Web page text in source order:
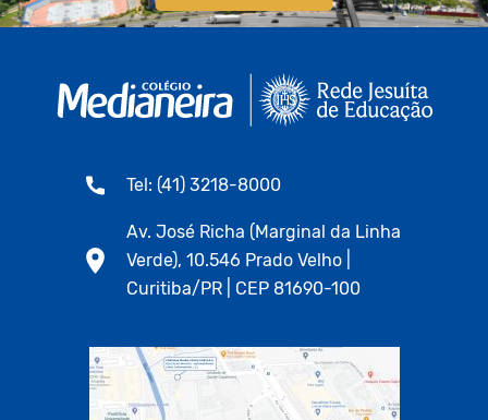
Tel: (41) 3218-8000
Av. José Richa (Marginal da Linha
Verde), 10.546 Prado Velho |
Curitiba/PR | CEP 81690-100